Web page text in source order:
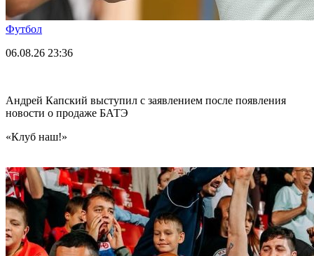
Футбол
06.08.26 23:36
Андрей Капский выступил с заявлением после появления
новости о продаже БАТЭ
«Клуб наш!»